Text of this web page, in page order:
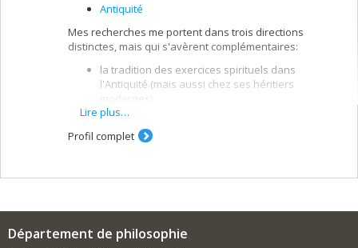
Antiquité
Mes recherches me portent dans trois directions
distinctes, mais qui s'avèrent complémentaires:
la tradition des exercices spirituels dans
l'Antiquité (mais aussi chez ses héritiers
modernes)
l'herméneutique philosophique (notamment
d'après ses sources dans la rhétorique antique)
études néoplatoniciennes)
Lire plus…
Profil complet
Département de philosophie